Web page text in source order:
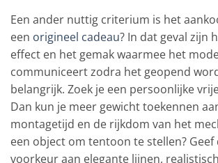
Een ander nuttig criterium is het
een origineel cadeau? In dat geval zijn
effect en het gemak waarmee het
communiceert zodra het geopend
belangrijk. Zoek je een persoonlijke
Dan kun je meer gewicht toekennen
montagetijd en de rijkdom van het
een object om tentoon te stellen? Geef
voorkeur aan elegante lijnen,